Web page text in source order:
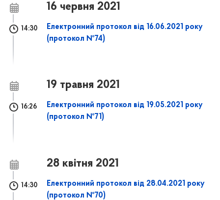
16 червня 2021
14:30
Електронний протокол від 16.06.2021 року
(протокол №74)
19 травня 2021
16:26
Електронний протокол від 19.05.2021 року
(протокол №71)
28 квітня 2021
14:30
Електронний протокол від 28.04.2021 року
(протокол №70)